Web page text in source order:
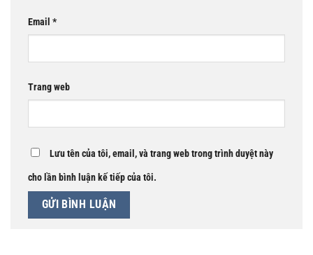
Email *
Trang web
Lưu tên của tôi, email, và trang web trong trình duyệt này
cho lần bình luận kế tiếp của tôi.